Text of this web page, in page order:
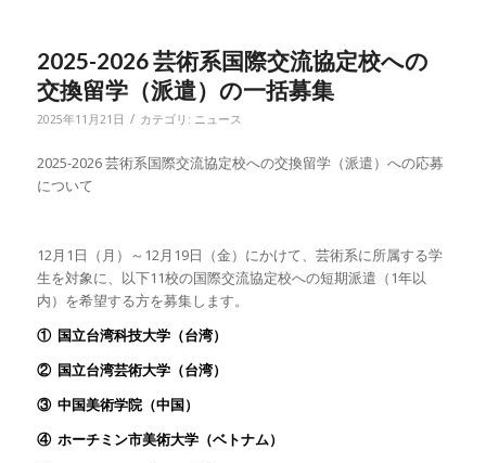
2025-2026 芸術系国際交流協定校への
交換留学（派遣）の一括募集
2025年11月21日 / カテゴリ: ニュース
2025-2026 芸術系国際交流協定校への交換留学（派遣）への応募
について
12月1日（月）～12月19日（金）にかけて、芸術系に所属する学
生を対象に、以下11校の国際交流協定校への短期派遣（1年以
内）を希望する方を募集します。
①国立台湾科技大学（台湾）
②国立台湾芸術大学（台湾）
③中国美術学院（中国）
④ホーチミン市美術大学（ベトナム）